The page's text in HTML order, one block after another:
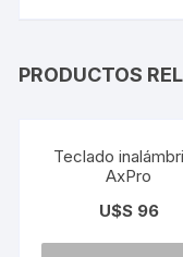
PRODUCTOS
Teclado
AxPro
U$S96